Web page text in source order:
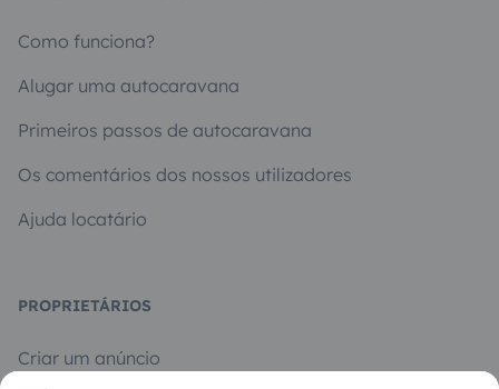
Como funciona?
Alugar uma autocaravana
Primeiros passos de autocaravana
Os comentários dos nossos utilizadores
Ajuda locatário
PROPRIETÁRIOS
Criar um anúncio